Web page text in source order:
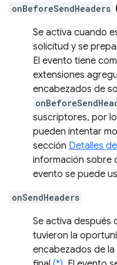
onBeforeSendHeaders
Se activa cuando
solicitud y se
El evento tiene
extensiones
encabezados de
suscriptores, por
pueden intentar
sección Detalles
información sobre
evento se puede
onSendHeaders
Se activa después
tuvieron la
encabezados de